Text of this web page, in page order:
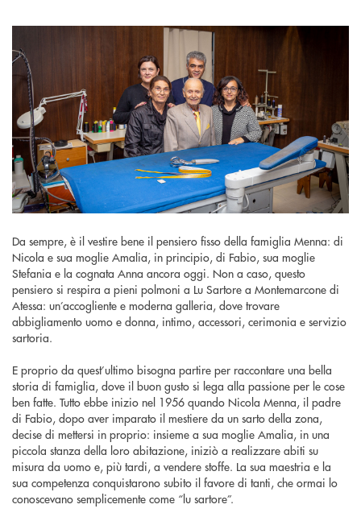
Da sempre, è il vestire bene il pensiero fisso della famiglia Menna: di
Nicola e sua moglie Amalia, in principio, di Fabio, sua moglie
Stefania e la cognata Anna ancora oggi. Non a caso, questo
pensiero si respira a pieni polmoni a Lu Sartore a Montemarcone di
Atessa: un’accogliente e moderna galleria, dove trovare
abbigliamento uomo e donna, intimo, accessori, cerimonia e servizio
sartoria.
E proprio da quest’ultimo bisogna partire per raccontare una bella
storia di famiglia, dove il buon gusto si lega alla passione per le cose
ben fatte. Tutto ebbe inizio nel 1956 quando Nicola Menna, il padre
di Fabio, dopo aver imparato il mestiere da un sarto della zona,
decise di mettersi in proprio: insieme a sua moglie Amalia, in una
piccola stanza della loro abitazione, iniziò a realizzare abiti su
misura da uomo e, più tardi, a vendere stoffe. La sua maestria e la
sua competenza conquistarono subito il favore di tanti, che ormai lo
conoscevano semplicemente come “lu sartore”.